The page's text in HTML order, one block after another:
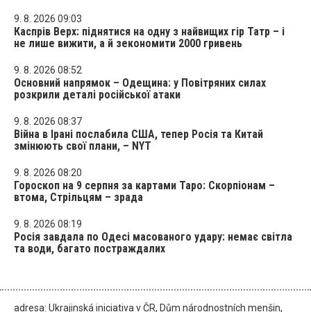
9. 8. 2026 09:03
Каспрів Верх: піднятися на одну з найвищих гір Татр – і
не лише вижити, а й зекономити 2000 гривень
9. 8. 2026 08:52
Основний напрямок – Одещина: у Повітряних силах
розкрили деталі російської атаки
9. 8. 2026 08:37
Війна в Ірані послабила США, тепер Росія та Китай
змінюють свої плани, – NYT
9. 8. 2026 08:20
Гороскоп на 9 серпня за картами Таро: Скорпіонам –
втома, Стрільцям – зрада
9. 8. 2026 08:19
Росія завдала по Одесі масованого удару: немає світла
та води, багато постраждалих
adresa: Ukrajinská iniciativa v ČR, Dům národnostních menšin,